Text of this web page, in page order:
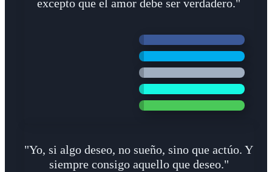
excepto que el amor debe ser verdadero."
"Yo, si algo deseo, no sueño, sino que actúo. Y
siempre consigo aquello que deseo."